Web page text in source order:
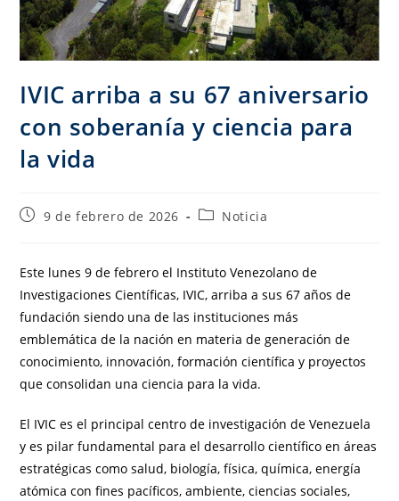
IVIC arriba a su 67 aniversario
con soberanía y ciencia para
la vida
9 de febrero de 2026 Noticia
Este lunes 9 de febrero el Instituto Venezolano de
Investigaciones Científicas, IVIC, arriba a sus 67 años de
fundación siendo una de las instituciones más
emblemática de la nación en materia de generación de
conocimiento, innovación, formación científica y proyectos
que consolidan una ciencia para la vida.
El IVIC es el principal centro de investigación de Venezuela
y es pilar fundamental para el desarrollo científico en áreas
estratégicas como salud, biología, física, química, energía
atómica con fines pacíficos, ambiente, ciencias sociales,